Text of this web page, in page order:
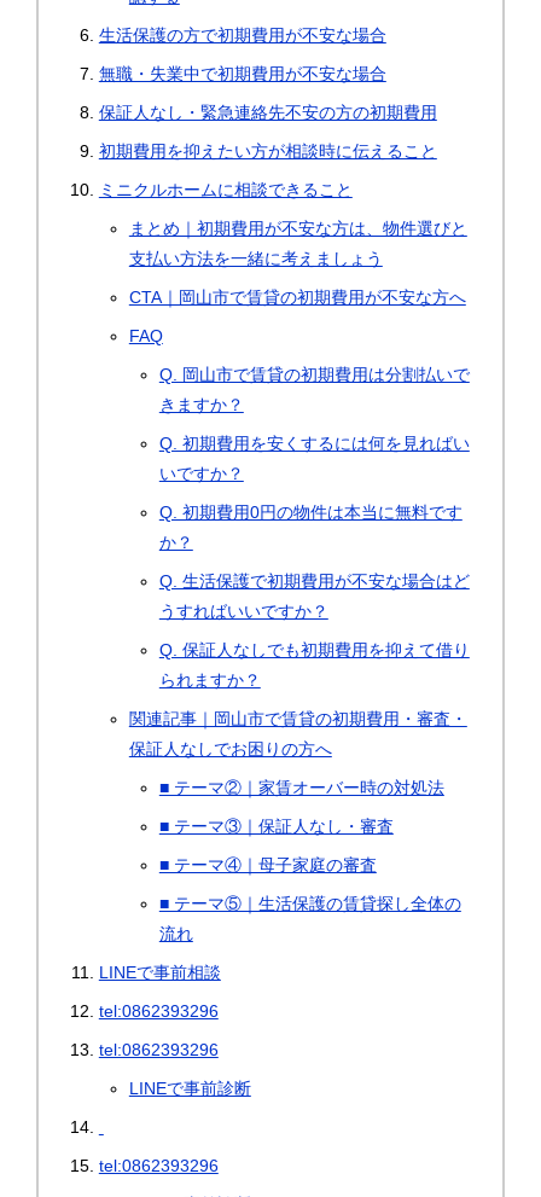
生活保護の方で初期費用が不安な場合
無職・失業中で初期費用が不安な場合
保証人なし・緊急連絡先不安の方の初期費用
初期費用を抑えたい方が相談時に伝えること
ミニクルホームに相談できること
まとめ｜初期費用が不安な方は、物件選びと
支払い方法を一緒に考えましょう
CTA｜岡山市で賃貸の初期費用が不安な方へ
FAQ
Q. 岡山市で賃貸の初期費用は分割払いで
きますか？
Q. 初期費用を安くするには何を見ればい
いですか？
Q. 初期費用0円の物件は本当に無料です
か？
Q. 生活保護で初期費用が不安な場合はど
うすればいいですか？
Q. 保証人なしでも初期費用を抑えて借り
られますか？
関連記事｜岡山市で賃貸の初期費用・審査・
保証人なしでお困りの方へ
■ テーマ②｜家賃オーバー時の対処法
■ テーマ③｜保証人なし・審査
■ テーマ④｜母子家庭の審査
■ テーマ⑤｜生活保護の賃貸探し全体の
流れ
LINEで事前相談
tel:0862393296
tel:0862393296
LINEで事前診断
tel:0862393296